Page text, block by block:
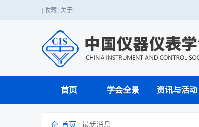
收藏 关于
首页 学会全景 资讯与活动
首页 最新消息